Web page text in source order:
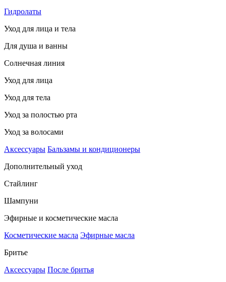
Гидролаты
Уход для лица и тела
Для душа и ванны
Солнечная линия
Уход для лица
Уход для тела
Уход за полостью рта
Уход за волосами
Аксессуары Бальзамы и кондиционеры
Дополнительный уход
Стайлинг
Шампуни
Эфирные и косметические масла
Косметические масла Эфирные масла
Бритье
Аксессуары После бритья